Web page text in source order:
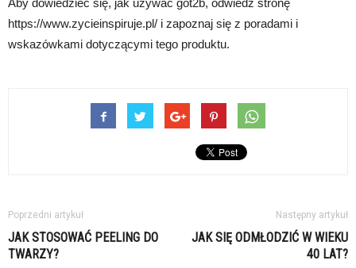
Aby dowiedzieć się, jak używać got2b, odwiedź stronę
https://www.zycieinspiruje.pl/ i zapoznaj się z poradami i
wskazówkami dotyczącymi tego produktu.
Poprzedni artykuł
JAK STOSOWAĆ PEELING DO
TWARZY?
Następny artykuł
JAK SIĘ ODMŁODZIĆ W WIEKU
40 LAT?